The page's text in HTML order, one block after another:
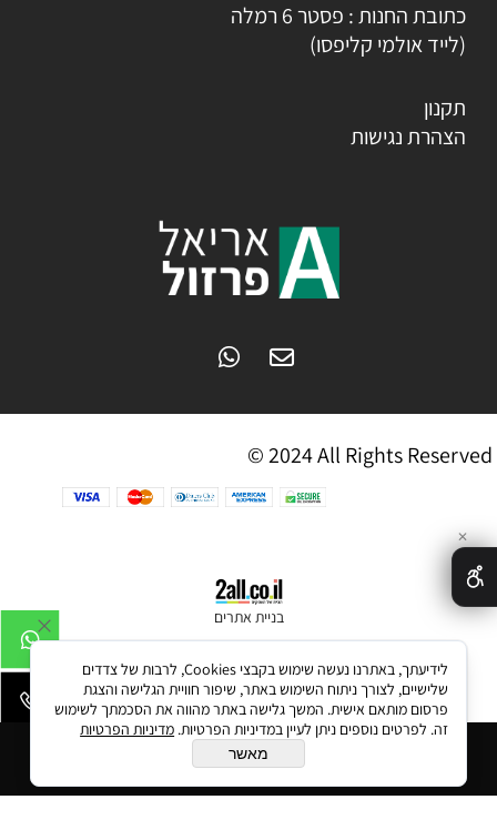
הוסף לסל
כתובת החנות : פסטר 6 רמלה
(לייד אולמי קליפסו)
תקנון
הצהרת נגישות
© 2024 All Rights Reserved
בניית אתרים
✕
לידיעתך, באתרנו נעשה שימוש בקבצי Cookies, לרבות של צדדים
שלישיים, לצורך ניתוח השימוש באתר, שיפור חוויית הגלישה והצגת
פרסום מותאם אישית. המשך גלישה באתר מהווה את הסכמתך לשימוש
זה. לפרטים נוספים ניתן לעיין במדיניות הפרטיות. מדיניות הפרטיות
מאשר